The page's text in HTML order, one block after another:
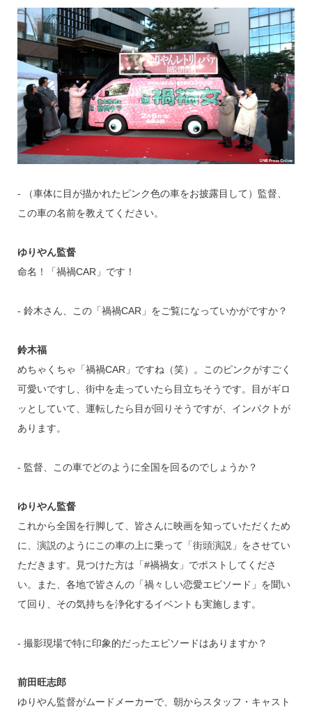
‐ （車体に目が描かれたピンク色の車をお披露目して）監督、
この車の名前を教えてください。
ゆりやん監督
命名！「禍禍CAR」です！
‐ 鈴木さん、この「禍禍CAR」をご覧になっていかがですか？
鈴木福
めちゃくちゃ「禍禍CAR」ですね（笑）。このピンクがすごく
可愛いですし、街中を走っていたら目立ちそうです。目がギロ
ッとしていて、運転したら目が回りそうですが、インパクトが
あります。
‐ 監督、この車でどのように全国を回るのでしょうか？
ゆりやん監督
これから全国を行脚して、皆さんに映画を知っていただくため
に、演説のようにこの車の上に乗って「街頭演説」をさせてい
ただきます。見つけた方は「#禍禍女」でポストしてくださ
い。また、各地で皆さんの「禍々しい恋愛エピソード」を聞い
て回り、その気持ちを浄化するイベントも実施します。
‐ 撮影現場で特に印象的だったエピソードはありますか？
前田旺志郎
ゆりやん監督がムードメーカーで、朝からスタッフ・キャスト